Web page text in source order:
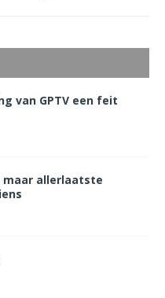
van GPTV een feit
maar allerlaatste